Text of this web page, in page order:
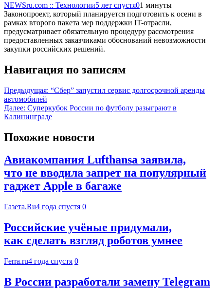
NEWSru.com :: Технологии5 лет спустя01 минуты
Законопроект, который планируется подготовить к осени в
рамках второго пакета мер поддержки IT-отрасли,
предусматривает обязательную процедуру рассмотрения
предоставленных заказчиками обоснований невозможности
закупки российских решений.
Навигация по записям
Предыдущая: “Сбер” запустил сервис долгосрочной аренды
автомобилей
Далее: Суперкубок России по футболу разыграют в
Калининграде
Похожие новости
Авиакомпания Lufthansa заявила,
что не вводила запрет на популярный
гаджет Apple в багаже
Газета.Ru4 года спустя 0
Российские учёные придумали,
как сделать взгляд роботов умнее
Ferra.ru4 года спустя 0
В России разработали замену Telegram